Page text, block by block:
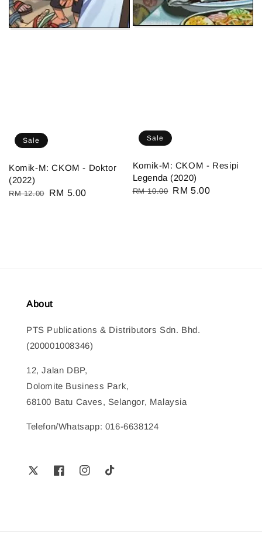
Sale
Komik-M: CKOM - Doktor
(2022)
Regular
RM 12.00
Sale
RM 5.00
Sale
Komik-M: CKOM - Resipi
Legenda (2020)
Regular
RM 10.00 Sale
RM 5.00
About
PTS Publications & Distributors Sdn. Bhd.
(200001008346)
12, Jalan DBP,
Dolomite Business Park,
68100 Batu Caves, Selangor, Malaysia
Telefon/Whatsapp: 016-6638124